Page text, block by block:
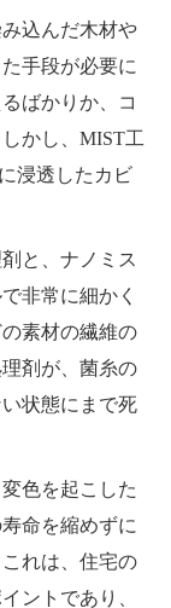
込んだ木材や
手段が必要に
ばかりか、コ
かし、MIST工
浸透したカビ
と、ナノミス
非常に細かく
素材の繊維の
剤が、菌糸の
状態にまで死
色を起こした
命を縮めずに
れは、住宅の
ントであり、